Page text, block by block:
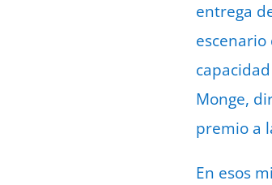
entrega
Monge,
premio a
En esos